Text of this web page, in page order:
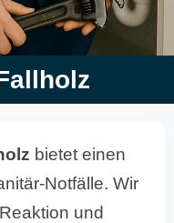
bietet einen
Notfälle. Wir
und